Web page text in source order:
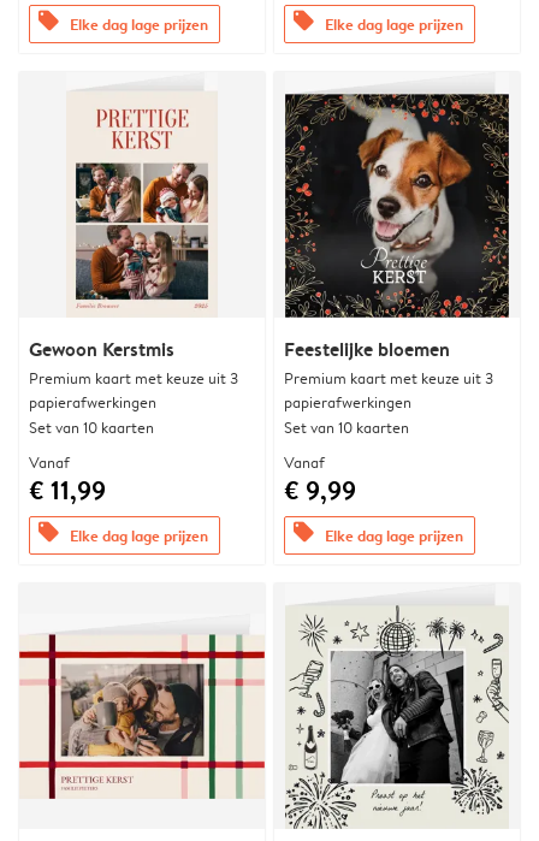
offers Elke dag lage prijzen offers Elke dag lage prijzen
Gewoon Kerstmis
Premium kaart met keuze uit 3
papierafwerkingen
Set van 10 kaarten
Vanaf
€ 11,99
offers Elke dag lage prijzen
Feestelijke bloemen
Premium kaart met keuze uit 3
papierafwerkingen
Set van 10 kaarten
Vanaf
€ 9,99
offers Elke dag lage prijzen